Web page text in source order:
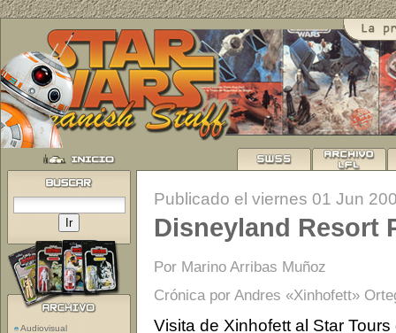
Publicado el viernes 01 Jun
Disneyland Resort
Por Marino Arribas Muñoz
Crónica por Andres «Xinhofett»
Visita de Xinhofett al Star
Audiovisual